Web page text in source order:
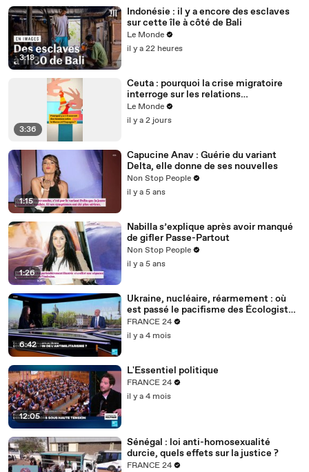
3:18
Indonésie : il y a encore des esclaves
sur cette île à côté de Bali
Le Monde
il y a 22 heures
3:36
Ceuta : pourquoi la crise migratoire
interroge sur les relations
diplomatiques entre le Maroc et
l’Espagne ?
Le Monde
il y a 2 jours
1:15
Capucine Anav : Guérie du variant
Delta, elle donne de ses nouvelles
Non Stop People
il y a 5 ans
1:26
Nabilla s’explique après avoir manqué
de gifler Passe-Partout
Non Stop People
il y a 5 ans
6:42
Ukraine, nucléaire, réarmement : où
est passé le pacifisme des Écologistes
?
FRANCE 24
il y a 4 mois
12:05
L'Essentiel politique
FRANCE 24
il y a 4 mois
Sénégal : loi anti-homosexualité
durcie, quels effets sur la justice ?
FRANCE 24